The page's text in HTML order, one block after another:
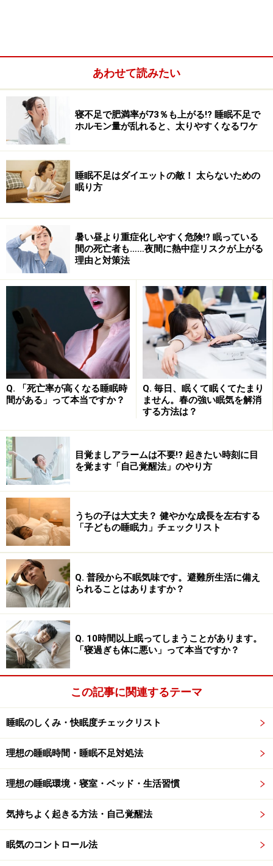
ところが、同じ期間に東京都監察医務院で熱中症のため
に亡くなったと判断された人は、日中が38人に対し、夜
間は40人と、日中より夜間の方が多くなっていました。
救急搬送された人が少ない割に死亡者が多いということ
は、夜間に熱中症が重症化しやすいのかもしれません。
睡眠時の熱中症の原因と傾向……気温・寝室
環境・年齢・体調などが影響
睡眠中に熱中症になりやすい要因についてみてみましょ
■日中の蒸し暑さ
気温が高いと私たちは、汗をかいて体温を下げようとし
ます。暑さが続くと汗がたくさん出て、体から水分や塩
分が失われます。気温がそれほど高くなくても、湿度が
高いと汗が蒸発できないので、やはりたくさんの汗が出
ます。水分や塩分を補給しないまま、体重の2％を超え
る汗をかくと、運動能力や体温調節能力が低下します。
特別に気温が高かった日だけでなく、比較的涼しい日が
続いたあと急に暑くなったときや、連日暑さが続いたと
きなどにも、注意が必要です。体が暑さに慣れていない
ときや、暑さが続いて体力がなくなってきた時には、熱
中症になりやすくなります。日中に熱中症の症状が出て
いるのに、「まあ大丈夫だろう」などと甘く見ている
と、水分補給ができない睡眠中に熱中症が悪化すること
があります。
■夜間も続く蒸し暑さ
気温が25度を超える熱帯夜には、多くの人が寝苦しい思
いをします。体温が下がるときには眠気が強くなるので
すが、熱帯夜だとうまく体温が下がらないためよく眠れ
体感温度は気温だけでなく、輻射熱（ふくしゃねつ）も
関係してきます。輻射熱とは、寝室の壁や天井、床から
発せられる熱です。日中に太陽光で熱せられた屋根や壁
は、夜になると熱を放散します。室内に熱が放散される
と、眠っている人が暑く感じて汗をかきます。
夏には1晩で、500mL以上の汗をかくといわれていま
す。睡眠中に失われる水分を、眠りにつくまでにあらか
あわせて読みたい
寝不足で肥満率が73％も上がる!? 睡眠不足で
ホルモン量が乱れると、太りやすくなるワケ
睡眠不足はダイエットの敵！ 太らないための
眠り方
暑い昼より重症化しやすく危険!? 眠っている
間の死亡者も……夜間に熱中症リスクが上がる
理由と対策法
Q. 「死亡率が高くなる睡眠時
間がある」って本当ですか？
Q. 毎日、眠くて眠くてたまり
ません。春の強い眠気を解消
する方法は？
目覚ましアラームは不要!? 起きたい時刻に目
を覚ます「自己覚醒法」のやり方
うちの子は大丈夫？ 健やかな成長を左右する
「子どもの睡眠力」チェックリスト
Q. 普段から不眠気味です。避難所生活に備え
られることはありますか？
Q. 10時間以上眠ってしまうことがあります。
「寝過ぎも体に悪い」って本当ですか？
この記事に関連するテーマ
睡眠のしくみ・快眠度チェックリスト
理想の睡眠時間・睡眠不足対処法
理想の睡眠環境・寝室・ベッド・生活習慣
気持ちよく起きる方法・自己覚醒法
眠気のコントロール法